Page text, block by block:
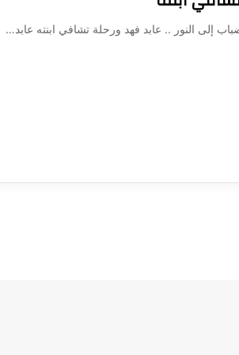
إلى النور .. عابد فهد ورحلة تشافي ابنته عابد…